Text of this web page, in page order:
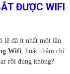
ĐƯỢC WIFI
lẽ đã ít nhất một lần
Wifi , hoặc thậm chí
rồi đúng không?